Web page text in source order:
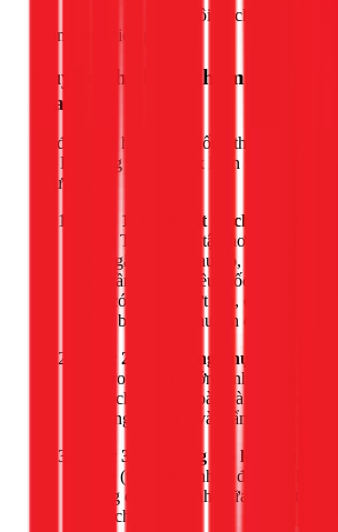
, chúng tôi sẽ cho thợ đến
hoàn toàn miễn phí.
Quy trình chống thấm 5 bước
của 1Fix
Để đảm bảo hiệu quả chống thấm tối đa
của Lê Công Sự tại 1Fix luôn tuân thủ
5 bước sau:
Bước 1: Khảo sát và chuẩn bị bề
Thợ sẽ đến tận nơi kiểm tra,
nhân gây thấm. Sau đó, tiến hành vệ
mặt trần: loại bỏ rêu mốc, bụi bẩn,
Nếu có các vết nứt lớn, chúng sẽ
vá lại bằng vữa chuyên dụng.
Bước 2: Đun nóng nhựa đường
đun trong thùng lớn ở nhiệt độ thích
nóng chảy hoàn toàn và có độ lỏng
dễ dàng thi công và thẩm thấu tốt vào
Bước 3: Thi công lớp lót (nếu cần)
mỏng (thường là nhựa đường pha với
cường độ bám dính giữa bề mặt bê
thấm chính.